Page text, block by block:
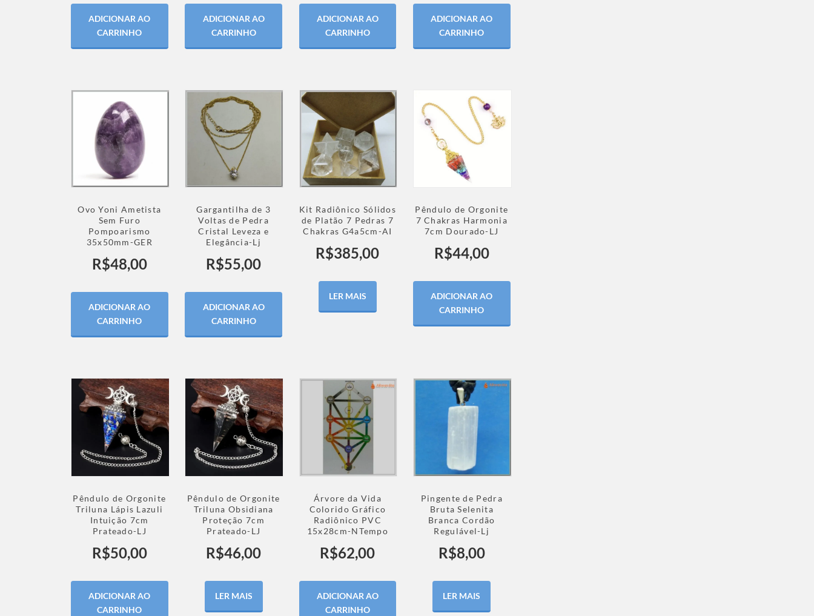
ADICIONAR AO
CARRINHO
ADICIONAR AO
CARRINHO
ADICIONAR AO
CARRINHO
ADICIONAR AO
CARRINHO
Ovo Yoni Ametista
Sem Furo
Pompoarismo
35x50mm-GER
R$48,00
ADICIONAR AO
CARRINHO
Gargantilha de 3
Voltas de Pedra
Cristal Leveza e
Elegância-Lj
R$55,00
ADICIONAR AO
CARRINHO
Kit Radiônico Sólidos
de Platão 7 Pedras 7
Chakras G4a5cm-AI
R$385,00
LER MAIS
Pêndulo de Orgonite
7 Chakras Harmonia
7cm Dourado-LJ
R$44,00
ADICIONAR AO
CARRINHO
Pêndulo de Orgonite
Triluna Lápis Lazuli
Intuição 7cm
Prateado-LJ
R$50,00
ADICIONAR AO
CARRINHO
Pêndulo de Orgonite
Triluna Obsidiana
Proteção 7cm
Prateado-LJ
R$46,00
LER MAIS
Árvore da Vida
Colorido Gráfico
Radiônico PVC
15x28cm-NTempo
R$62,00
ADICIONAR AO
CARRINHO
Pingente de Pedra
Bruta Selenita
Branca Cordão
Regulável-Lj
R$8,00
LER MAIS